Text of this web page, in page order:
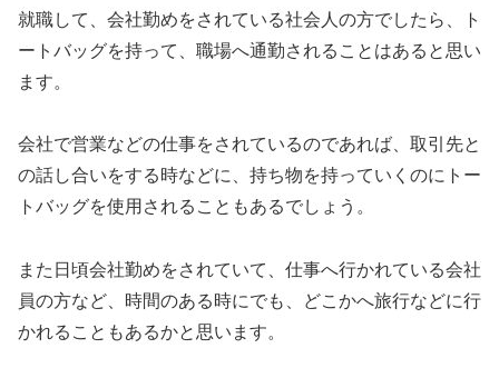
就職して、会社勤めをされている社会人の方でしたら、ト
ートバッグを持って、職場へ通勤されることはあると思い
ます。
会社で営業などの仕事をされているのであれば、取引先と
の話し合いをする時などに、持ち物を持っていくのにトー
トバッグを使用されることもあるでしょう。
また日頃会社勤めをされていて、仕事へ行かれている会社
員の方など、時間のある時にでも、どこかへ旅行などに行
かれることもあるかと思います。